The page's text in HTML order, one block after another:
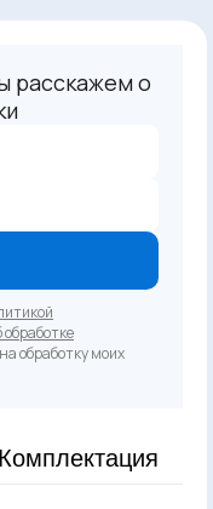
расскажем о
обработку моих
Комплектация